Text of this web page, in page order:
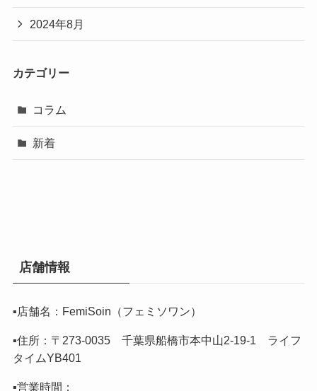
2024年8月
カテゴリー
コラム
新着
店舗情報
▪️店舗名：FemiSoin（フェミソワン）
▪️住所：〒273-0035 千葉県船橋市本中山2-19-1 ライフ
タイムYB401
▪️営業時間：